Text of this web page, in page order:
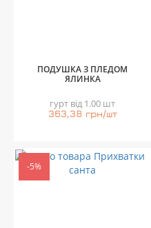
ПОДУШКА З ПЛЕДОМ
ЯЛИНКА
гурт від 1.00 шт
363,38 грн/шт
-5%